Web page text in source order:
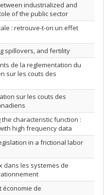
industrialized and
of the public sector
: retrouve-t-on un effet
spillovers, and fertility
de la reglementation du
sur les couts des
sur les couts des
characteristic function :
high frequency data
in a frictional labor
dans les systemes de
économie de